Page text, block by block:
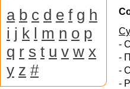
-
-
-
-
a b c d e f g h
i j k l m n o p
q r s t u v w x
y z #